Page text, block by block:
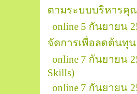
ตามระบบบริหารคุณ
online 5 กันยายน
จัดการเพื่อลดต้นทุ
online 7 กันยายน
Skills)
online 7 กันยายน